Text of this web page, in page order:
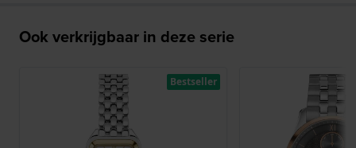
Ook verkrijgbaar in deze serie
Bestseller